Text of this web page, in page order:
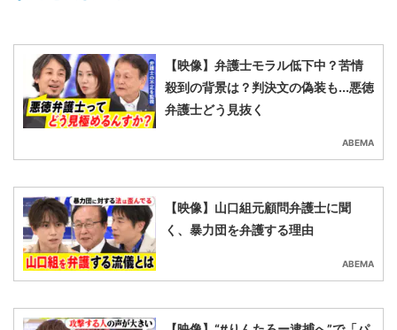
【映像】弁護士モラル低下中？苦情
殺到の背景は？判決文の偽装も...悪徳
弁護士どう見抜く
ABEMA
【映像】山口組元顧問弁護士に聞
く、暴力団を弁護する理由
ABEMA